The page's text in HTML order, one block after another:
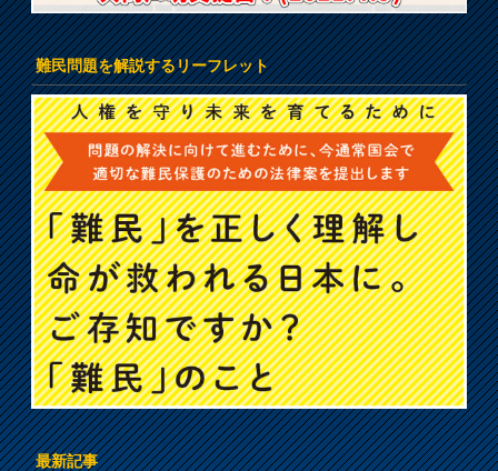
難民問題を解説するリーフレット
最新記事